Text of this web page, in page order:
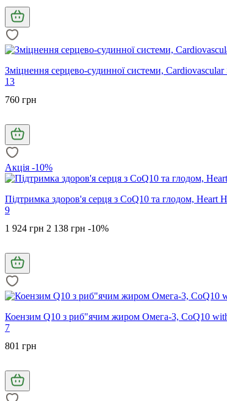
Зміцнення серцево-судинної системи,
13
760 грн
Акція -10%
Підтримка здоров'я серця з CoQ10 та глодом, Heart
9
1 924 грн 2 138 грн -10%
Коензим Q10 з риб"ячим жиром Омега-3, CoQ10
7
801 грн